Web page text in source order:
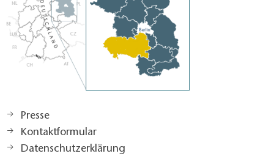
Presse
Kontaktformular
Datenschutzerklärung